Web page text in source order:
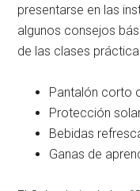
presentarse en las
algunos consejos
de las clases
Pantalón corto
Protección
Bebidas
Ganas de